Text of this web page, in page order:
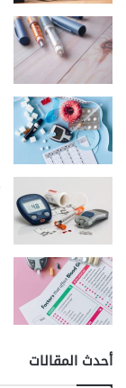
أحدث المقالات